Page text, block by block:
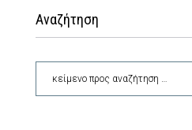
Αναζήτηση